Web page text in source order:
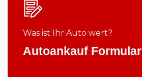
Was ist Ihr Auto wert?
Autoankauf Formular